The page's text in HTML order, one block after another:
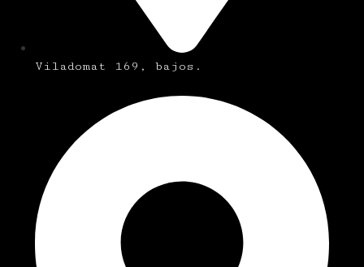
Viladomat 169, bajos.